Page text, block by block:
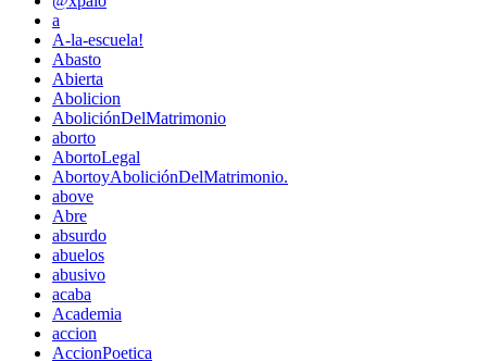
a
A-la-escuela!
Abasto
Abierta
Abolicion
AboliciónDelMatrimonio
aborto
AbortoLegal
AbortoyAboliciónDelMatrimonio.
above
Abre
absurdo
abuelos
abusivo
acaba
Academia
accion
AccionPoetica